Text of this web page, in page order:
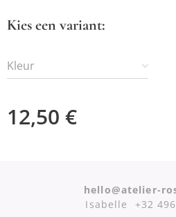
Kies een variant:
Kleur
12,50 €
hello@atelier-
Isabelle +32